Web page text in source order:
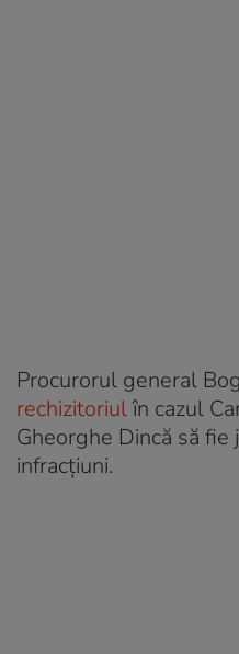
Procurorul general
rechizitoriulîn cazul
Gheorghe Dincă să
infracțiuni.